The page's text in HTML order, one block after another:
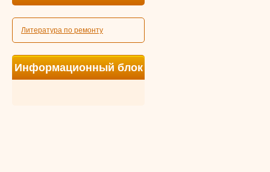
Литература по ремонту
Информационный блок